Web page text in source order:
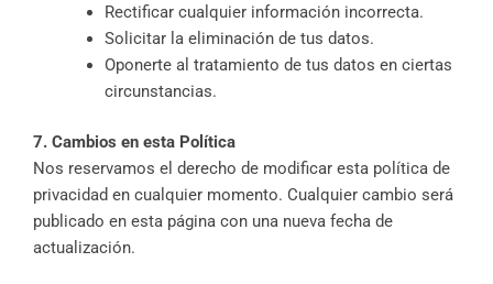
Rectificar cualquier información incorrecta.
Solicitar la eliminación de tus datos.
Oponerte al tratamiento de tus datos en ciertas
circunstancias.
7. Cambios en esta Política
Nos reservamos el derecho de modificar esta política de
privacidad en cualquier momento. Cualquier cambio será
publicado en esta página con una nueva fecha de
actualización.